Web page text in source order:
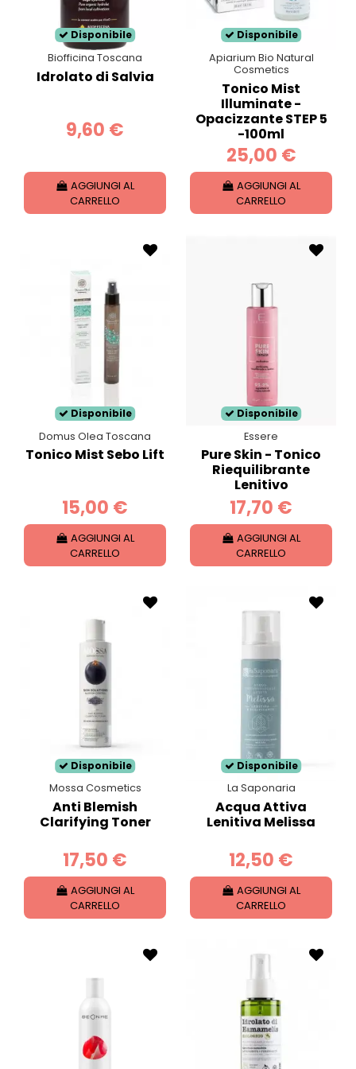
Disponibile
Biofficina Toscana
Idrolato di Salvia
9,60 €
AGGIUNGI AL
CARRELLO
Disponibile
Apiarium Bio Natural
Cosmetics
Tonico Mist
Illuminate -
Opacizzante STEP 5
-100ml
25,00 €
AGGIUNGI AL
CARRELLO
Disponibile
Domus Olea Toscana
Tonico Mist Sebo Lift
15,00 €
AGGIUNGI AL
CARRELLO
Disponibile
Essere
Pure Skin - Tonico
Riequilibrante
Lenitivo
17,70 €
AGGIUNGI AL
CARRELLO
Disponibile
Mossa Cosmetics
Anti Blemish
Clarifying Toner
17,50 €
AGGIUNGI AL
CARRELLO
Disponibile
La Saponaria
Acqua Attiva
Lenitiva Melissa
12,50 €
AGGIUNGI AL
CARRELLO